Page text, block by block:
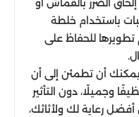
الضرر بالقماش أو
باستخدام خلطة
تطويرها للحفاظ على
أن تطمئن إلى أن
وجميلًا، دون التأثير
رعاية لك ولأثاثك،